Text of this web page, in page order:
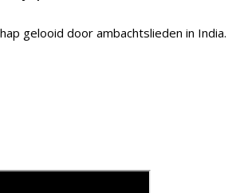
gelooid door ambachtslieden in India.